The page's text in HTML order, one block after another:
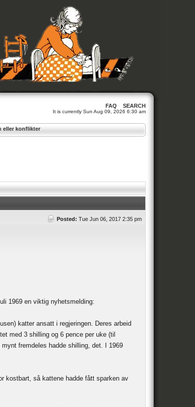
FAQ SEARCH
It is currently Sun Aug 09, 2026 6:30 am
eller konflikter
Posted: Tue Jun 06, 2017 2:35 pm
1969 en viktig nyhetsmelding:
katter ansatt i regjeringen. Deres arbeid
med 3 shilling og 6 pence per uke (til
fremdeles hadde shilling, det. I 1969
kostbart, så kattene hadde fått sparken av